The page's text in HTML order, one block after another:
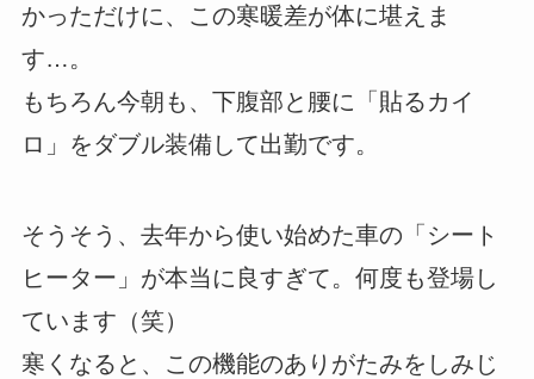
かっただけに、この寒暖差が体に堪えま
す…。
もちろん今朝も、下腹部と腰に「貼るカイ
ロ」をダブル装備して出勤です。
そうそう、去年から使い始めた車の「シート
ヒーター」が本当に良すぎて。何度も登場し
ています（笑）
寒くなると、この機能のありがたみをしみじ